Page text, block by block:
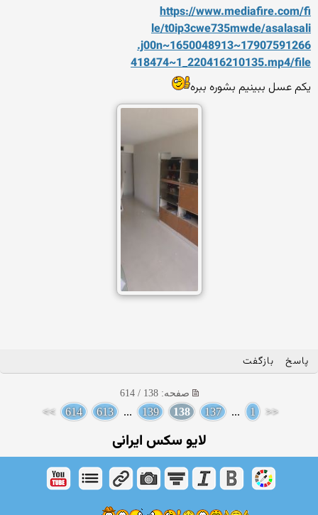
https://www.mediafire.com/fi
le/t0ip3cwe735mwde/asalasali
.j00n~1650048913~17907591266
418474~1_220416210135.mp4/file
یکم عسل ببینیم بشوره ببره
پاسخ بازگفت
صفحه: 138 / 614
<<
1
...
137
138
139
...
613
614
>>
لایو سکس ایرانی